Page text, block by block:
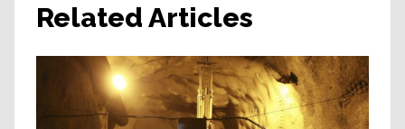
Related Articles